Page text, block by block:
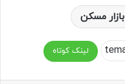
بازار مسکن
لینک کوتاه